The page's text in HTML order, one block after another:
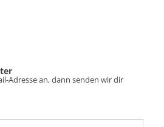
Adresse an, dann senden wir dir